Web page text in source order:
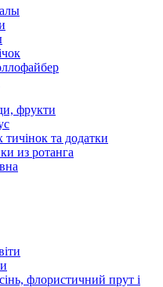
фрукти
та додатки
из ротанга
флористичний прут і